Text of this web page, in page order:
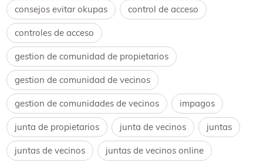
consejos evitar okupas control de acceso
controles de acceso
gestion de comunidad de propietarios
gestion de comunidad de vecinos
gestion de comunidades de vecinos impagos
junta de propietarios junta de vecinos juntas
juntas de vecinos juntas de vecinos online